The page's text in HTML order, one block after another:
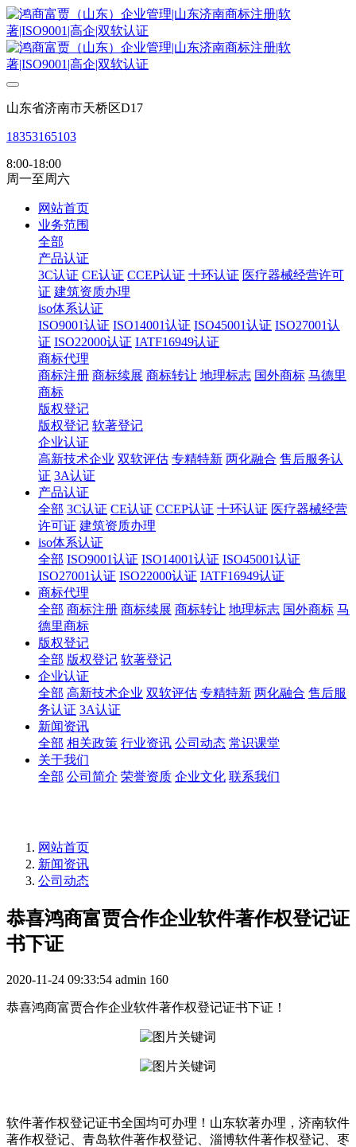
山东省济南市天桥区D17
18353165103
8:00-18:00
周一至周六
网站首页
业务范围
全部
产品认证
3C认证 CE认证 CCEP认证 十环认证 医疗器械经营许可
证 建筑资质办理
iso体系认证
ISO9001认证 ISO14001认证 ISO45001认证 ISO27001认
证 ISO22000认证 IATF16949认证
商标代理
商标注册 商标续展 商标转让 地理标志 国外商标 马德里
商标
版权登记
版权登记 软著登记
企业认证
高新技术企业 双软评估 专精特新 两化融合 售后服务认
证 3A认证
产品认证
全部 3C认证 CE认证 CCEP认证 十环认证 医疗器械经营
许可证 建筑资质办理
iso体系认证
全部 ISO9001认证 ISO14001认证 ISO45001认证
ISO27001认证 ISO22000认证 IATF16949认证
商标代理
全部 商标注册 商标续展 商标转让 地理标志 国外商标 马
德里商标
版权登记
全部 版权登记 软著登记
企业认证
全部 高新技术企业 双软评估 专精特新 两化融合 售后服
务认证 3A认证
新闻资讯
全部 相关政策 行业资讯 公司动态 常识课堂
关于我们
全部 公司简介 荣誉资质 企业文化 联系我们
网站首页
新闻资讯
公司动态
恭喜鸿商富贾合作企业软件著作权登记证
书下证
2020-11-24 09:33:54 admin 160
恭喜鸿商富贾合作企业软件著作权登记证书下证！
软件著作权登记证书全国均可办理！山东软著办理，济南软件
著作权登记、青岛软件著作权登记、淄博软件著作权登记、枣